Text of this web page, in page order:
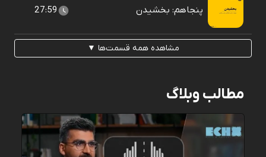
پنجاهم: بخشیدن 27:59
مشاهده همه قسمت‌ها ▼
مطالب وبلاگ